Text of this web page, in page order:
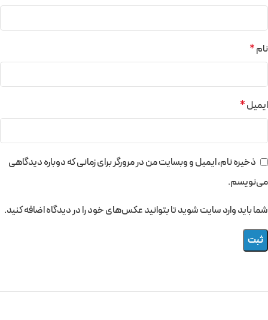
نام*
ایمیل*
ذخیره نام، ایمیل و وبسایت من در مرورگر برای زمانی که دوباره دیدگاهی
می‌نویسم.
شما باید وارد سایت شوید تا بتوانید عکس‌های خود را در دیدگاه اضافه کنید.